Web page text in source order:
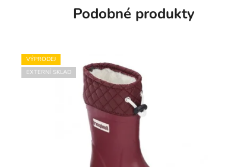
Podobné produkty
VÝPRODEJ
EXTERNÍ SKLAD